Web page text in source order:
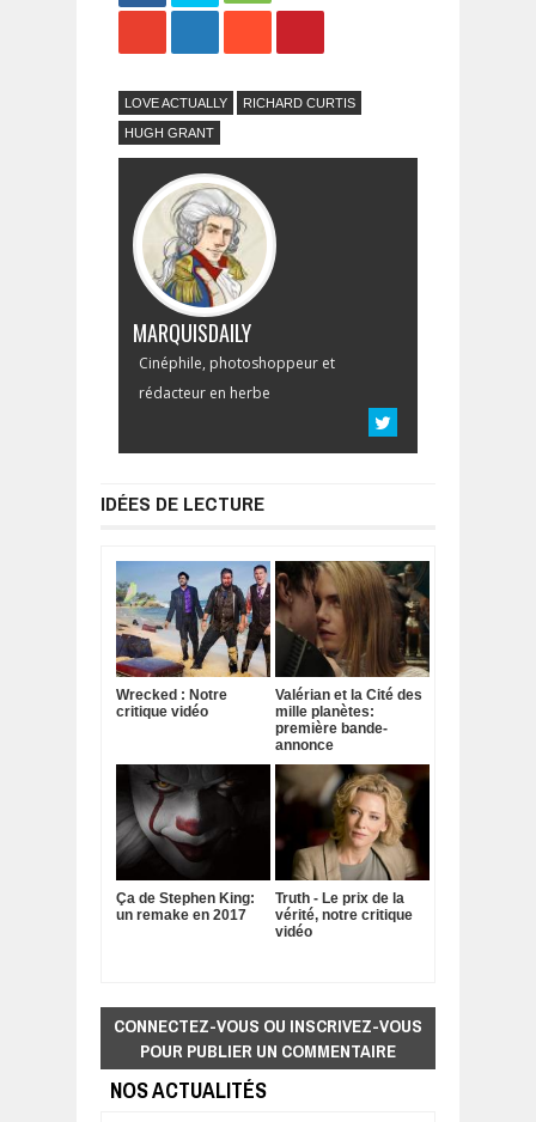
LOVE ACTUALLY RICHARD CURTIS
HUGH GRANT
MARQUISDAILY
Cinéphile, photoshoppeur et
rédacteur en herbe
IDÉES DE LECTURE
Wrecked : Notre
critique vidéo
Valérian et la Cité des
mille planètes:
première bande-
annonce
Ça de Stephen King:
un remake en 2017
Truth - Le prix de la
vérité, notre critique
vidéo
CONNECTEZ-VOUS OU INSCRIVEZ-VOUS
POUR PUBLIER UN COMMENTAIRE
NOS ACTUALITÉS